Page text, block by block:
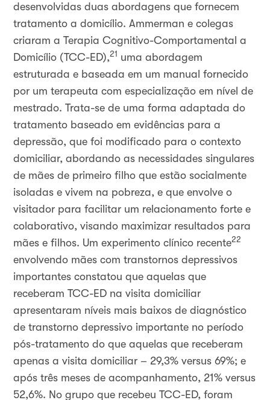
desenvolvidas duas abordagens que fornecem
tratamento a domicílio. Ammerman e colegas
criaram a Terapia Cognitivo-Comportamental a
Domicílio (TCC-ED),21 uma abordagem
estruturada e baseada em um manual fornecido
por um terapeuta com especialização em nível de
mestrado. Trata-se de uma forma adaptada do
tratamento baseado em evidências para a
depressão, que foi modificado para o contexto
domiciliar, abordando as necessidades singulares
de mães de primeiro filho que estão socialmente
isoladas e vivem na pobreza, e que envolve o
visitador para facilitar um relacionamento forte e
colaborativo, visando maximizar resultados para
mães e filhos. Um experimento clínico recente22
envolvendo mães com transtornos depressivos
importantes constatou que aquelas que
receberam TCC-ED na visita domiciliar
apresentaram níveis mais baixos de diagnóstico
de transtorno depressivo importante no período
pós-tratamento do que aquelas que receberam
apenas a visita domiciliar – 29,3% versus 69%; e
após três meses de acompanhamento, 21% versus
52,6%. No grupo que recebeu TCC-ED, foram